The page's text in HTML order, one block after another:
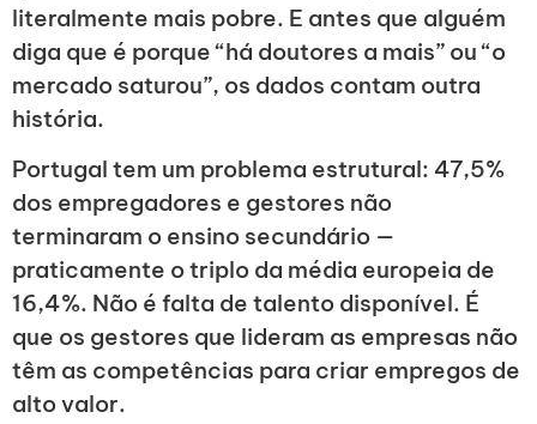
literalmente mais pobre. E antes que alguém
diga que é porque “há doutores a mais” ou “o
mercado saturou”, os dados contam outra
história.
Portugal tem um problema estrutural: 47,5%
dos empregadores e gestores não
terminaram o ensino secundário —
praticamente o triplo da média europeia de
16,4%. Não é falta de talento disponível. É
que os gestores que lideram as empresas não
têm as competências para criar empregos de
alto valor.